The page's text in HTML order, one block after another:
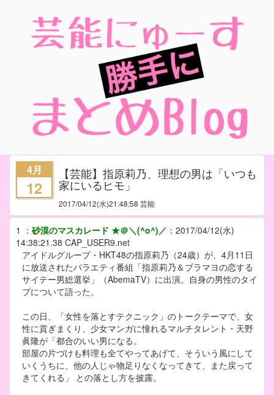
4月
12
【芸能】指原莉乃、理想の男は「いつも
家にいるヒモ」
2017/04/12(水)21:48:58 芸能
1 ： 砂漠のマスカレード ★＠＼(^o^)／ ： 2017/04/12(水)
14:38:21.38 CAP_USER9.net
アイドルグループ・HKT48の指原莉乃（24歳）が、4月11日
に放送されたバラエティ番組「指原莉乃＆ブラマヨの恋する
サイテー男総選挙」（AbemaTV）に出演。自身の男性のタイ
プについて語った。
この日、「女性を落とすテクニック」のトークテーマで、女
性に貢ぎまくり、少女マンガに憧れるマルチタレント・天野
眞隆が「都合のいい男になる。
部屋の片づけも料理も全てやってあげて、そういう風にして
いくうちに、他の人じゃ物足りなくなってきて、また戻って
きてくれる」 との落とし方を披露。